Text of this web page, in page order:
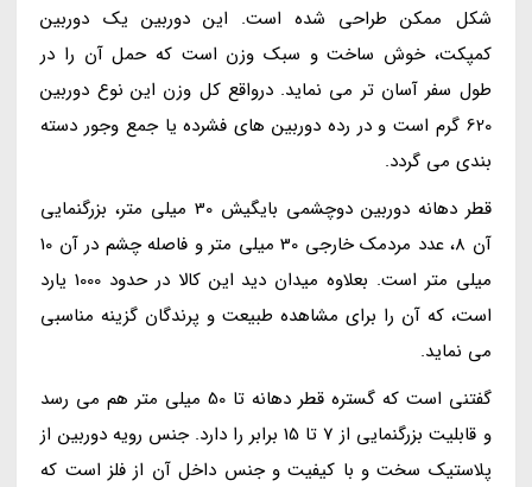
شکل ممکن طراحی شده است. این دوربین یک دوربین
کمپکت، خوش ساخت و سبک وزن است که حمل آن را در
طول سفر آسان تر می نماید. درواقع کل وزن این نوع دوربین
620 گرم است و در رده دوربین های فشرده یا جمع وجور دسته
بندی می گردد.
قطر دهانه دوربین دوچشمی بایگیش 30 میلی متر، بزرگنمایی
آن 8، عدد مردمک خارجی 30 میلی متر و فاصله چشم در آن 10
میلی متر است. بعلاوه میدان دید این کالا در حدود 1000 یارد
است، که آن را برای مشاهده طبیعت و پرندگان گزینه مناسبی
می نماید.
گفتنی است که گستره قطر دهانه تا 50 میلی متر هم می رسد
و قابلیت بزرگنمایی از 7 تا 15 برابر را دارد. جنس رویه دوربین از
پلاستیک سخت و با کیفیت و جنس داخل آن از فلز است که